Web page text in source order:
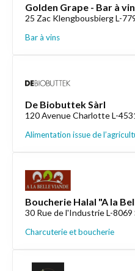
Golden Grape - Bar à vin
25 Zac Klengbousbierg L-
Bar à vins
De Biobuttek Sàrl
120 Avenue Charlotte L-
Alimentation issue de
Boucherie Halal "A la
30 Rue de l'Industrie L-8069
Charcuterie et boucherie